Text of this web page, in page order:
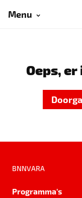
Menu
Oeps,
BNNVARA
Programma's